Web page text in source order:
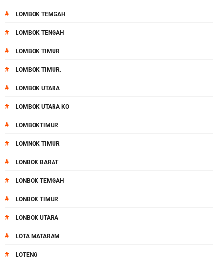
# LOMBOK TEMGAH
# LOMBOK TENGAH
# LOMBOK TIMUR
# LOMBOK TIMUR.
# LOMBOK UTARA
# LOMBOK UTARA KO
# LOMBOKTIMUR
# LOMNOK TIMUR
# LONBOK BARAT
# LONBOK TEMGAH
# LONBOK TIMUR
# LONBOK UTARA
# LOTA MATARAM
# LOTENG